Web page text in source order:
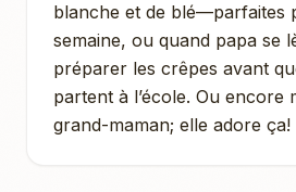
blanche et de blé—parfaites
semaine, ou quand papa se
préparer les crêpes avant
partent à l’école. Ou encore
grand-maman; elle adore ça!